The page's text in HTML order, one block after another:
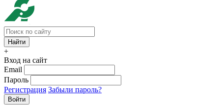
+
Вход на сайт
Email
Пароль
Регистрация Забыли пароль?
Войти